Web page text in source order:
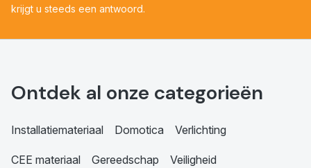
krijgt u steeds een antwoord.
Ontdek al onze categorieën
Installatiemateriaal Domotica Verlichting
CEE materiaal Gereedschap Veiligheid